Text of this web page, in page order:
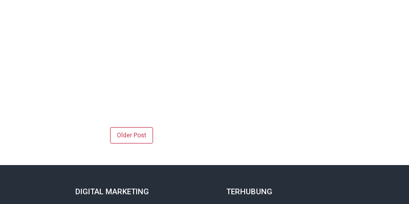
Older Post
DIGITAL MARKETING TERHUBUNG